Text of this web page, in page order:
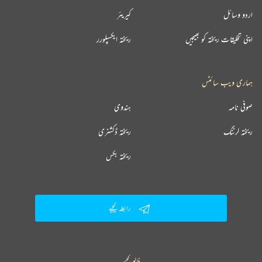
اردو وسائل
اپنی تخلیقات ریختہ کو بھیجیں
کیریئر
ریختہ ایکسپلورر
ہماری ویب سائٹس
ہندوی صوفی نامہ
ریختہ ڈکشنری ریختہ لرننگ
ریختہ بکس
رابطہ کیجیے